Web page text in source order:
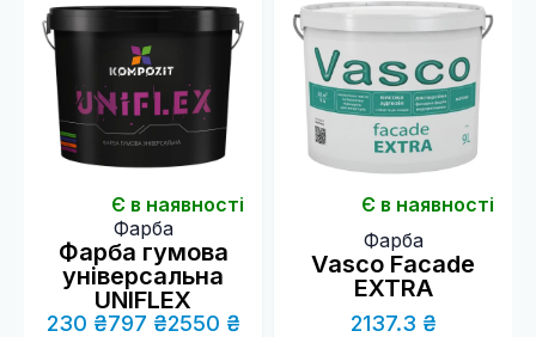
Є в наявності
Фарба
Фарба гумова
універсальна
UNIFLEX
230 ₴797 ₴2550 ₴
Є в наявності
Фарба
Vasco Facade
EXTRA
2137.3 ₴